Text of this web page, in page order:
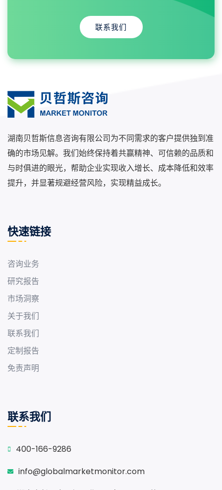
联系我们
湖南贝哲斯信息咨询有限公司为不同需求的客户提供独到准
确的市场见解。我们始终保持着共赢精神、可信赖的品质和
与时俱进的眼光，帮助企业实现收入增长、成本降低和效率
提升，并显著规避经营风险，实现精益成长。
快速链接
咨询业务
研究报告
市场洞察
关于我们
联系我们
定制报告
免责声明
联系我们
400-166-9286
info@globalmarketmonitor.com